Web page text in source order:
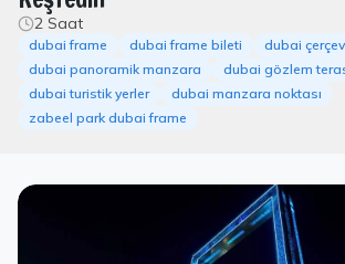
2 Saat
dubai frame dubai frame bileti
dubai
dubai panoramik manzara
dubai gözlem
dubai turistik yerler
dubai manzara noktası
zabeel park dubai frame